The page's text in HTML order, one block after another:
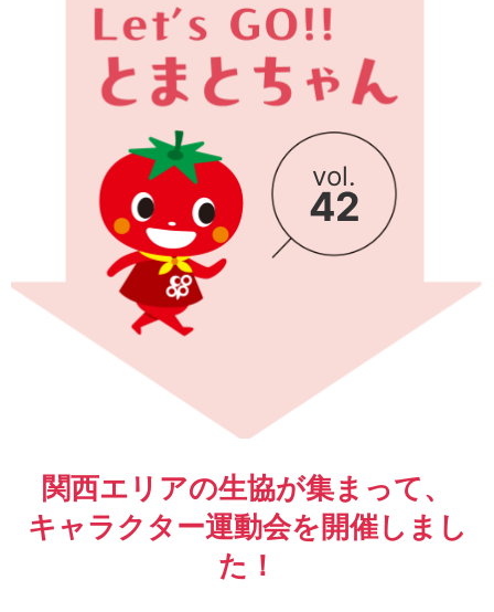
vol.
42
関西エリアの生協が集まって、
キャラクター運動会を開催しまし
た！